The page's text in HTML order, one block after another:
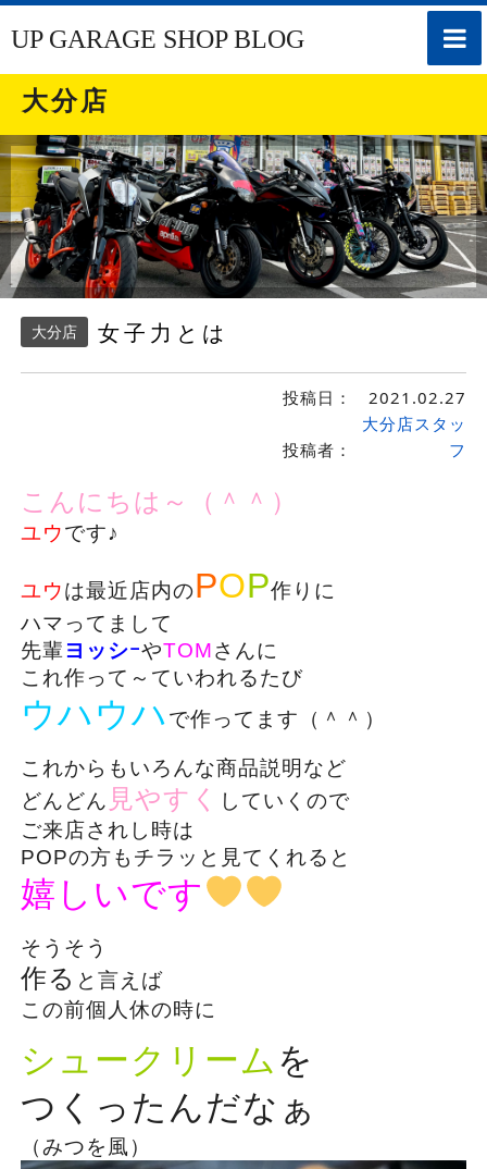
toggle
UP GARAGE SHOP BLOG
大分店
大分店 女子力とは
投稿日： 2021.02.27
投稿者：
大分店スタッ
フ
こんにちは～（＾＾）
ユウです♪
ユウは最近店内のPOP作りに
ハマってまして
先輩ヨッシｰやTOMさんに
これ作って～ていわれるたび
ウハウハで作ってます（＾＾）
これからもいろんな商品説明など
どんどん 見やすく
していくので
ご来店されし時は
POPの方もチラッと見てくれると
嬉しいです
そうそう
作る と言えば
この前個人休の時に
シュークリームを
つくったんだなぁ
（みつを風）